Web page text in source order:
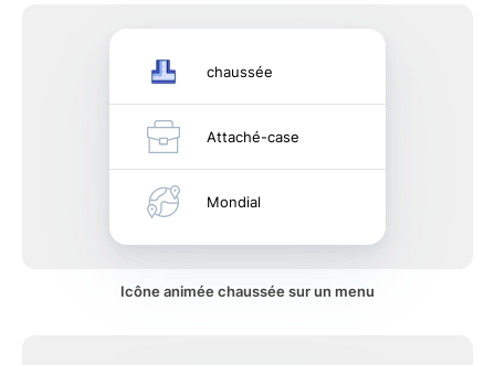
chaussée
Attaché-case
Mondial
Icône animée chaussée sur un menu